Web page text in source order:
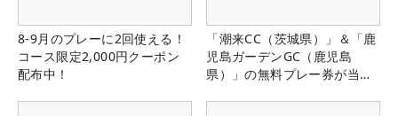
8-9月のプレーに2回使える！
コース限定2,000円クーポン
配布中！
「潮来CC（茨城県）」＆「鹿
児島ガーデンGC（鹿児島
県）」の無料プレー券が当た